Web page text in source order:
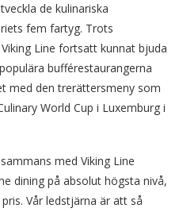
de kulinariska
fem fartyg. Trots
Line fortsatt kunnat bjuda
bufférestaurangerna
med den trerättersmeny som
World Cup i Luxemburg i
med Viking Line
dining på absolut högsta nivå,
Vår ledstjärna är att så